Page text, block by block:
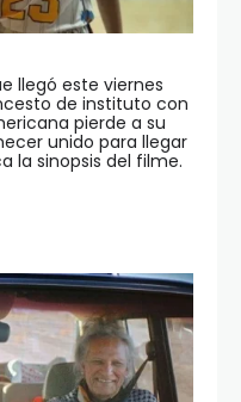
llegó este viernes
de instituto con
pierde a su
unido para llegar
la sinopsis del filme.